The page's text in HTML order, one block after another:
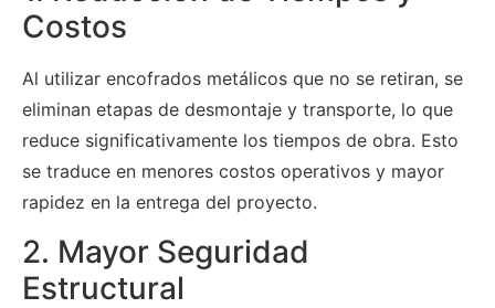
Costos
Al utilizar encofrados metálicos que no se retiran, se
eliminan etapas de desmontaje y transporte, lo que
reduce significativamente los tiempos de obra. Esto
se traduce en menores costos operativos y mayor
rapidez en la entrega del proyecto.
2. Mayor Seguridad
Estructural